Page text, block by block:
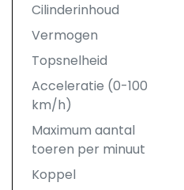
Cilinderinhoud
Vermogen
Topsnelheid
Acceleratie (0-100
km/h)
Maximum aantal
toeren per minuut
Koppel